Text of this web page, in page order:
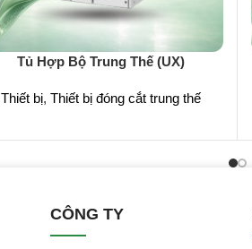
Tủ Hợp Bộ Trung Thế (UX)
Thiết bị, Thiết bị đóng cắt trung thế
CÔNG TY